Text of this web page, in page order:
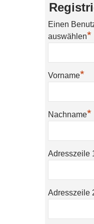
Einen
auswählen*
Vorname*
Nachname*
Adresszeile
Adresszeile